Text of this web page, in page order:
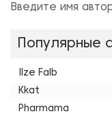
Введите имя
Популярные
Ilze Falb
Kkat
Pharmama